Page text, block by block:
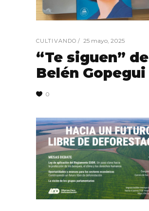
CULTIVANDO 25 mayo, 2025
“Te siguen” de
Belén Gopegui
0